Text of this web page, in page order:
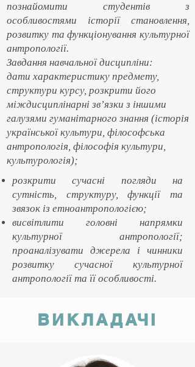
познайомити студентів з
особливостями історії становлення,
розвитку та функціонування культурної
антропології.
Завдання навчальної дисципліни:
дати характеристику предмету,
структури курсу, розкрити його
міждисциплінарні зв’язки з іншими
галузями гуманітарного знання (історія
української культури, філософська
антропологія, філософія культури,
культурологія);
розкрити сучасні погляди на
сутність, структуру, функції та
звязок із етноантропологією;
висвітлити головні напрямки
культурної антропології;​
проаналізувати джерела і чинники
розвитку сучасної культурної
антропології та її особливості.
ВИКЛАДАЧІ